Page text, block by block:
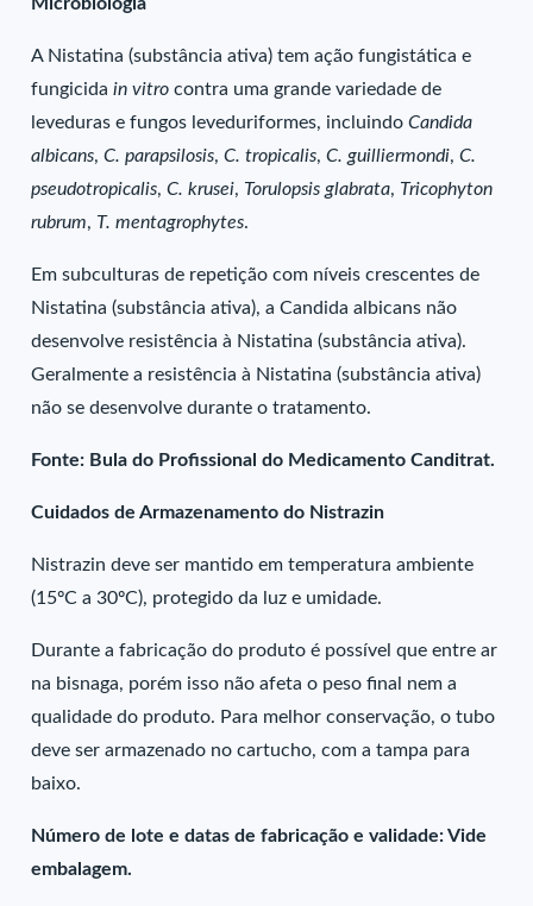
A Nistatina (substância ativa) tem ação fungistática e
fungicida in vitro contra uma grande variedade de
leveduras e fungos leveduriformes, incluindoCandida
albicans,C. parapsilosis, C. tropicalis,C. guilliermondi,C.
pseudotropicalis,C. krusei, Torulopsis glabrata, Tricophyton
rubrum, T. mentagrophytes.
Em subculturas de repetição com níveis crescentes de
Nistatina (substância ativa), a Candida albicans não
desenvolve resistência à Nistatina (substância ativa).
Geralmente a resistência à Nistatina (substância ativa)
não se desenvolve durante o tratamento.
Fonte: Bula do Profissional do Medicamento Canditrat.
Cuidados de Armazenamento do Nistrazin
Nistrazin deve ser mantido em temperatura ambiente
(15ºC a 30ºC), protegido da luz e umidade.
Durante a fabricação do produto é possível que entre ar
na bisnaga, porém isso não afeta o peso final nem a
qualidade do produto. Para melhor conservação, o tubo
deve ser armazenado no cartucho, com a tampa para
baixo.
Número de lote e datas de fabricação e validade: Vide
embalagem.